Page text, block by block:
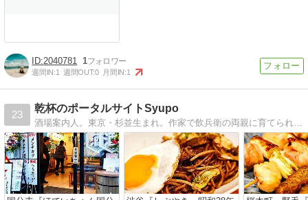
2040781 1
週間IN:1 週間OUT:0 月間IN:1
23
乾杯のポータルサイトSyupo
酒場案内人。東京・杉並生まれ。作家で飲兵衛の両親に育てられた生粋のお酒好き。毎日3軒以上は梯子酒、年間で1,000軒の飲み屋を飲み歩いています。